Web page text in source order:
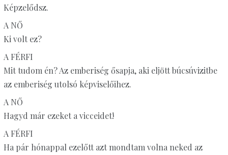
Képzelődsz.
A NŐ
Ki volt ez?
A FÉRFI
Mit tudom én? Az emberiség ősapja, aki eljött búcsúvizitbe
az emberiség utolsó képviselőihez.
A NŐ
Hagyd már ezeket a vicceidet!
A FÉRFI
Ha pár hónappal ezelőtt azt mondtam volna neked az